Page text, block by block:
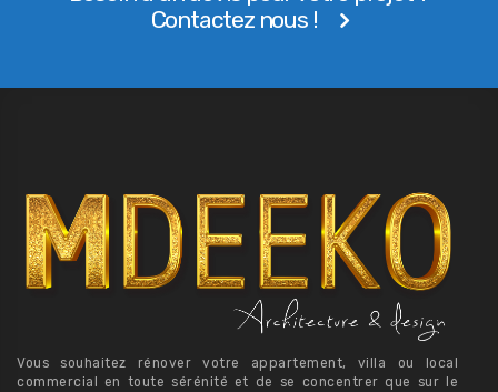
Contactez nous !
Vous souhaitez rénover votre appartement, villa ou local
commercial en toute sérénité et de se concentrer que sur le